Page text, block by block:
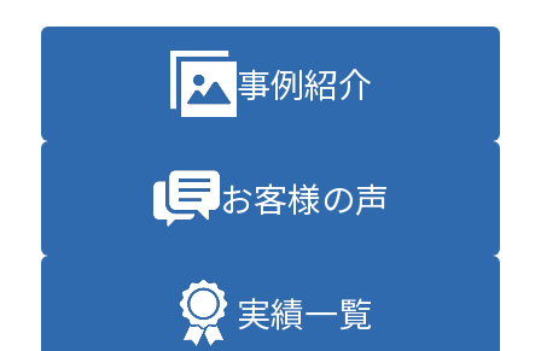
事例紹介
お客様の声
実績一覧